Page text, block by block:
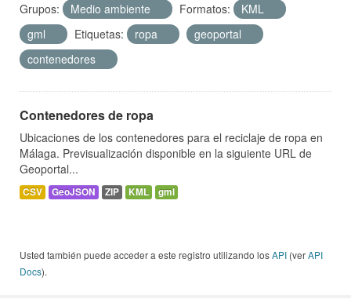
Grupos:
Medio ambiente Formatos:
KML
gml
Etiquetas: ropa
geoportal
contenedores
Contenedores de ropa
Ubicaciones de los contenedores para el reciclaje de ropa en
Málaga. Previsualización disponible en la siguiente URL de
Geoportal...
CSV GeoJSON ZIP KML gml
Usted también puede acceder a este registro utilizando losAPI (verAPI
Docs).